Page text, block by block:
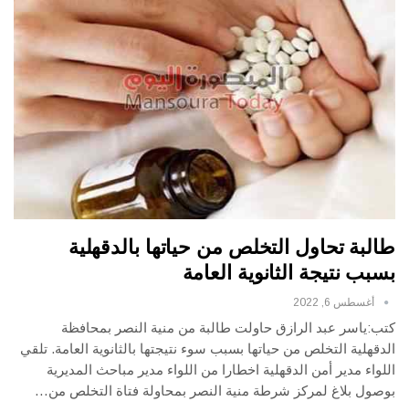
طالبة تحاول التخلص من حياتها بالدقهلية
بسبب نتيجة الثانوية العامة
أغسطس 6, 2022
كتب:ياسر عبد الرازق حاولت طالبة من منية النصر بمحافظة
الدقهلية التخلص من حياتها بسبب سوء نتيجتها بالثانوية العامة. تلقي
اللواء مدير أمن الدقهلية اخطارا من اللواء مدير مباحث المديرية
بوصول بلاغ لمركز شرطة منية النصر بمحاولة فتاة التخلص من…